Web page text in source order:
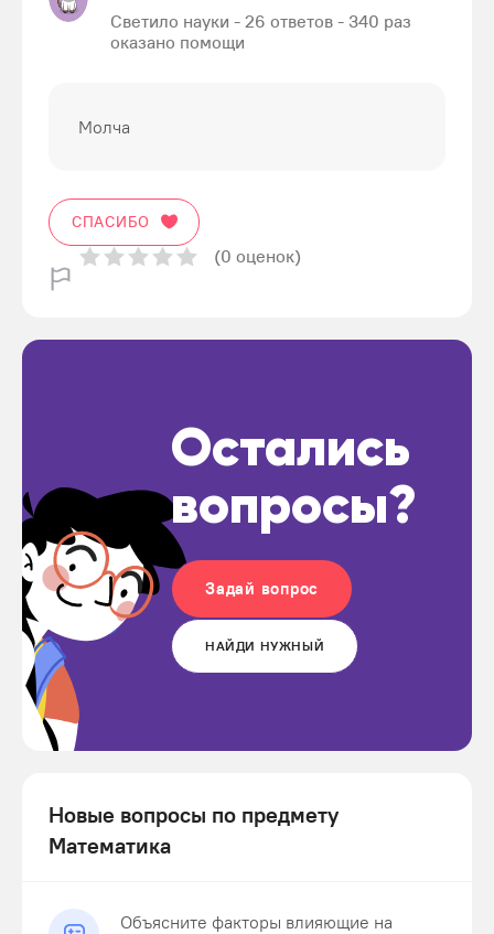
Светило науки - 26 ответов - 340 раз
оказано помощи
Молча
СПАСИБО
(0 оценок)
Остались
вопросы?
Задай вопрос
НАЙДИ НУЖНЫЙ
Новые вопросы по предмету
Математика
Объясните факторы влияющие на